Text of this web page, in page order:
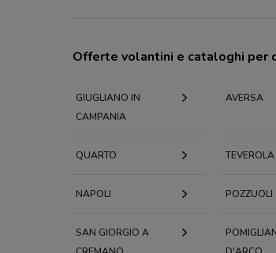
Offerte volantini e cataloghi per
GIUGLIANO IN
CAMPANIA
AVERSA
QUARTO TEVEROLA
NAPOLI POZZUOLI
SAN GIORGIO A